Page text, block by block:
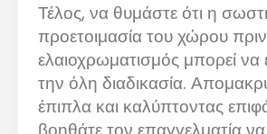
Τέλος, να θυμάστε ότι η
προετοιμασία του χώρου πριν
ελαιοχρωματισμός μπορεί να
την όλη διαδικασία.
έπιπλα και καλύπτοντας